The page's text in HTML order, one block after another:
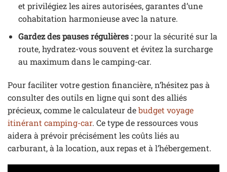
et privilégiez les aires autorisées, garantes d’une
cohabitation harmonieuse avec la nature.
Gardez des pauses régulières :pour la sécurité sur la
route, hydratez-vous souvent et évitez la surcharge
au maximum dans le camping-car.
Pour faciliter votre gestion financière, n’hésitez pas à
consulter des outils en ligne qui sont des alliés
précieux, comme le calculateur debudget voyage
itinérant camping-car. Ce type de ressources vous
aidera à prévoir précisément les coûts liés au
carburant, à la location, aux repas et à l’hébergement.